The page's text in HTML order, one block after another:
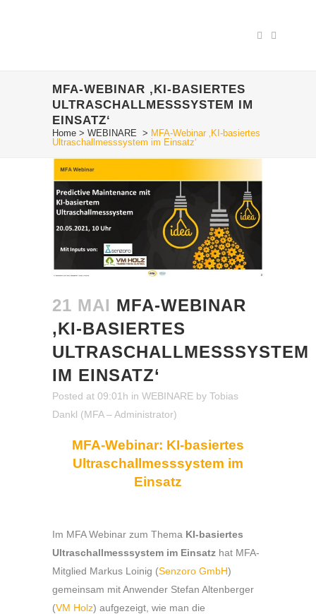
MFA-WEBINAR ‚KI-BASIERTES
ULTRASCHALLMESSSYSTEM IM
EINSATZ‘
Home > WEBINARE > MFA-Webinar ‚KI-basiertes
Ultraschallmesssystem im Einsatz‘
21 MAI MFA-WEBINAR
‚KI-BASIERTES
ULTRASCHALLMESSSYSTEM
IM EINSATZ‘
Posted at 09:01h in WEBINARE by Tobias
Dankl (MFA – Administrator)
MFA-Webinar: KI-basiertes
Ultraschallmesssystem im
Einsatz
Im MFA Webinar zum Thema KI-basiertes
Ultraschallmesssystem im Einsatz hat MFA-
Mitglied Markus Loinig (Senzoro GmbH)
gemeinsam mit Anwender Stefan Altenberger
(VM Holz) aufgezeigt, wie man die